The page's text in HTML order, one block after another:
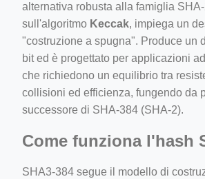
alternativa robusta alla famiglia
sull'algoritmo Keccak, impiega un
"costruzione a spugna". Produce un
bit ed è progettato per applicazioni
che richiedono un equilibrio tra
collisioni ed efficienza, fungendo da
successore di SHA-384 (SHA-2).
Come funziona l'hash
SHA3-384 segue il modello di